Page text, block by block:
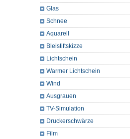
Glas
Schnee
Aquarell
Bleistiftskizze
Lichtschein
Warmer Lichtschein
Wind
Ausgrauen
TV-Simulation
Druckerschwärze
Film